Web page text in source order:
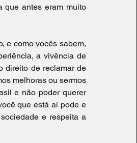
que antes eram muito
e como vocês sabem,
a vivência de
direito de reclamar de
melhoras ou sermos
e não poder querer
que está aí pode e
e respeita a